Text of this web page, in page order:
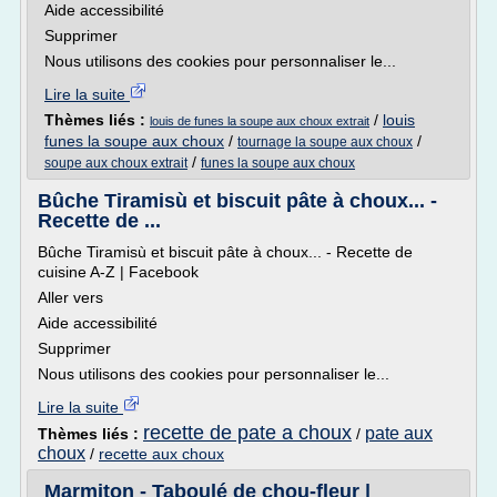
Aide accessibilité
Supprimer
Nous utilisons des cookies pour personnaliser le...
Lire la suite
Thèmes liés : louis de funes la soupe aux choux extrait / louis
funes la soupe aux choux / tournage la soupe aux choux /
soupe aux choux extrait/ funes la soupe aux choux
Bûche Tiramisù et biscuit pâte à choux... -
Recette de ...
Bûche Tiramisù et biscuit pâte à choux... - Recette de
cuisine A-Z | Facebook
Aller vers
Aide accessibilité
Supprimer
Nous utilisons des cookies pour personnaliser le...
Lire la suite
Thèmes liés : recette de pate a choux / pate aux
choux / recette aux choux
Marmiton - Taboulé de chou-fleur |